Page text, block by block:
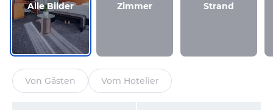
Alle Bilder Zimmer Strand
Von Gästen Vom Hotelier